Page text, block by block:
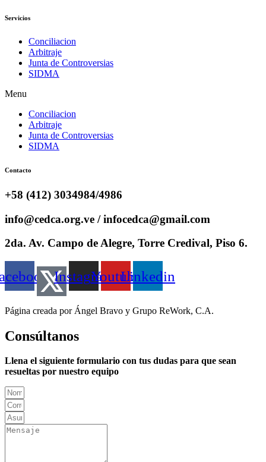
Servicios
Conciliacion
Arbitraje
Junta de Controversias
SIDMA
Menu
Conciliacion
Arbitraje
Junta de Controversias
SIDMA
Contacto
+58 (412) 3034984/4986
info@cedca.org.ve / infocedca@gmail.com
2da. Av. Campo de Alegre, Torre Credival, Piso 6.
InstagramYoutubeLinkedin
Página creada por Ángel Bravo y Grupo ReWork, C.A.
Consúltanos
Llena el siguiente formulario con tus dudas para que sean
resueltas por nuestro equipo